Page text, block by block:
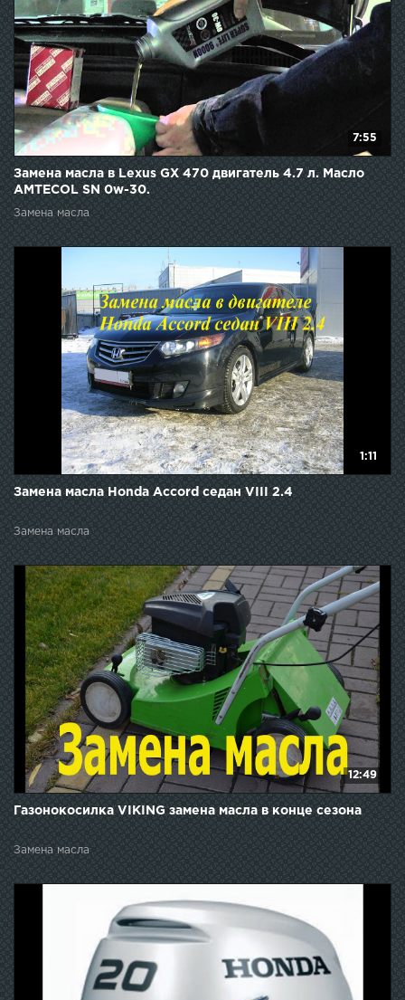
7:55
Замена масла в Lexus GX 470 двигатель 4.7 л. Масло
AMTECOL SN 0w-30.
Замена масла
1:11
Замена масла Honda Accord седан VIII 2.4
Замена масла
12:49
Газонокосилка VIKING замена масла в конце сезона
Замена масла